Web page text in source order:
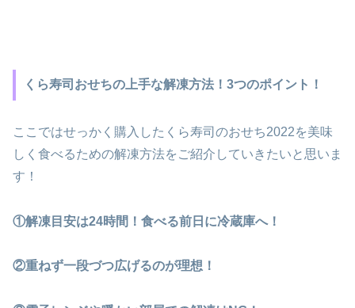
くら寿司おせちの上手な解凍方法！3つのポイント！
ここではせっかく購入したくら寿司のおせち2022を美味
しく食べるための解凍方法をご紹介していきたいと思いま
す！
①解凍目安は24時間！食べる前日に冷蔵庫へ！
②重ねず一段づつ広げるのが理想！